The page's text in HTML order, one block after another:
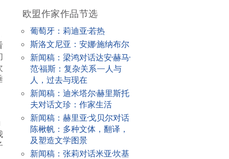
欧盟作家作品节选
葡萄牙：莉迪亚·若热
斯洛文尼亚：安娜·施纳布尔
新闻稿：梁鸿对话达安·赫马·
范·福斯：复杂关系—人与
人，过去与现在
新闻稿：迪米塔尔·赫里斯托
夫对话文珍：作家生活
新闻稿：赫里亚·戈贝尔对话
陈楸帆：多种文体，翻译，
及塑造文学图景
新闻稿：张莉对话米亚·坎基